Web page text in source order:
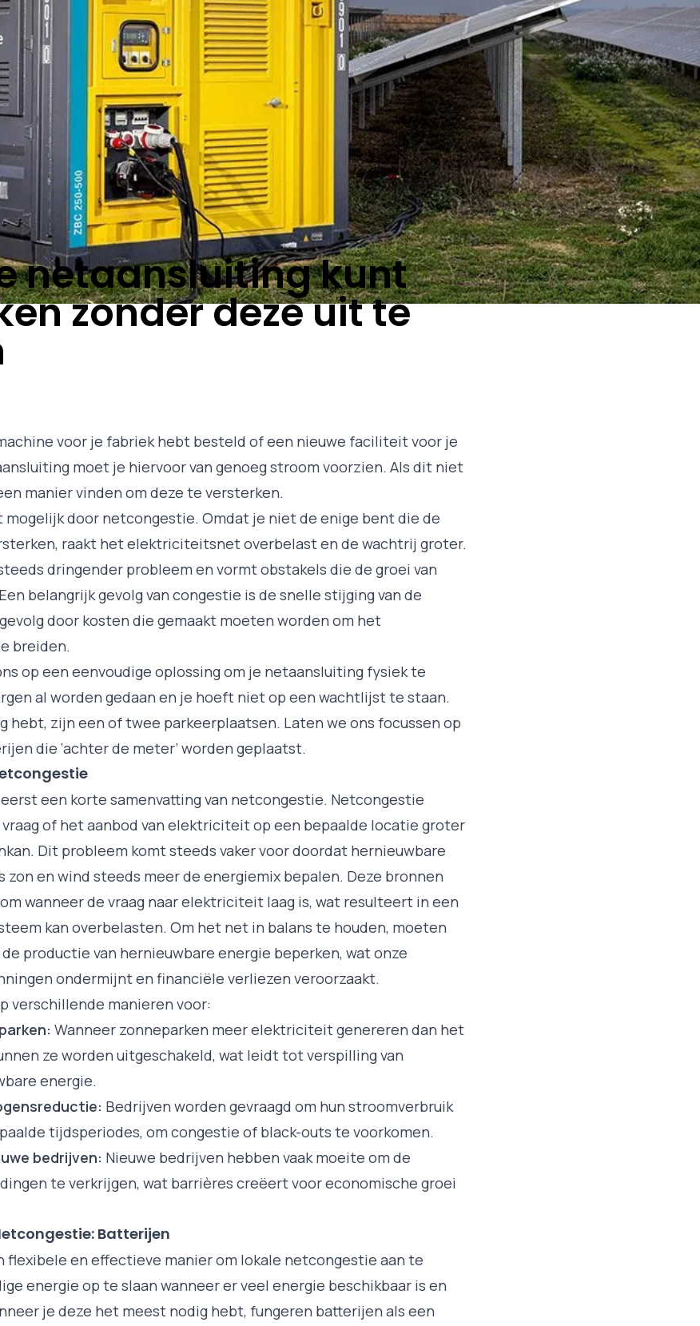
netaansluiting kunt
zonder deze uit te
voor je fabriek hebt besteld of een nieuwe faciliteit voor je
moet je hiervoor van genoeg stroom voorzien. Als dit niet
manier vinden om deze te versterken.
mogelijk door netcongestie. Omdat je niet de enige bent die de
raakt het elektriciteitsnet overbelast en de wachtrij groter.
dringender probleem en vormt obstakels die de groei van
belangrijk gevolg van congestie is de snelle stijging van de
door kosten die gemaakt moeten worden om het
breiden.
op een eenvoudige oplossing om je netaansluiting fysiek te
al worden gedaan en je hoeft niet op een wachtlijst te staan.
hebt, zijn een of twee parkeerplaatsen. Laten we ons focussen op
die ‘achter de meter’ worden geplaatst.
eerst een korte samenvatting van netcongestie. Netcongestie
of het aanbod van elektriciteit op een bepaalde locatie groter
Dit probleem komt steeds vaker voor doordat hernieuwbare
zon en wind steeds meer de energiemix bepalen. Deze bronnen
wanneer de vraag naar elektriciteit laag is, wat resulteert in een
kan overbelasten. Om het net in balans te houden, moeten
productie van hernieuwbare energie beperken, wat onze
ondermijnt en financiële verliezen veroorzaakt.
verschillende manieren voor:
Wanneer zonneparken meer elektriciteit genereren dan het
ze worden uitgeschakeld, wat leidt tot verspilling van
energie.
Bedrijven worden gevraagd om hun stroomverbruik
tijdsperiodes, om congestie of black-outs te voorkomen.
bedrijven: Nieuwe bedrijven hebben vaak moeite om de
te verkrijgen, wat barrières creëert voor economische groei
Batterijen
flexibele en effectieve manier om lokale netcongestie aan te
energie op te slaan wanneer er veel energie beschikbaar is en
je deze het meest nodig hebt, fungeren batterijen als een